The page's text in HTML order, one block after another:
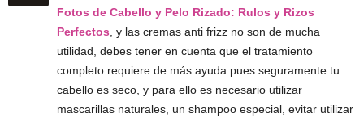
Fotos de Cabello y Pelo Rizado: Rulos y Rizos
Perfectos , y las cremas anti frizz no son de mucha
utilidad, debes tener en cuenta que el tratamiento
completo requiere de más ayuda pues seguramente tu
cabello es seco, y para ello es necesario utilizar
mascarillas naturales, un shampoo especial, evitar utilizar